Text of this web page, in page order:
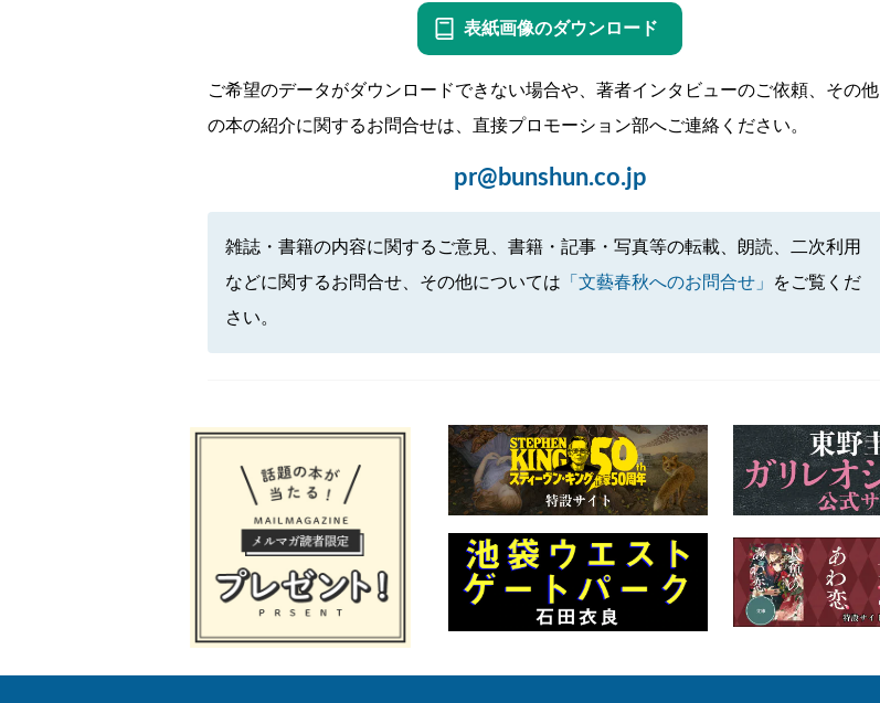
表紙画像のダウンロード
ご希望のデータがダウンロードできない場合や、著者インタビューのご依頼、その他
の本の紹介に関するお問合せは、直接プロモーション部へご連絡ください。
pr@bunshun.co.jp
雑誌・書籍の内容に関するご意見、書籍・記事・写真等の転載、朗読、二次利用
などに関するお問合せ、その他については 「文藝春秋へのお問合せ」
をご覧くだ
さい。